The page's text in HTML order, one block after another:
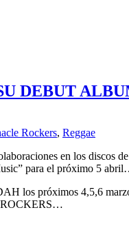
DEBUT
Rockers, Reggae
en los discos
para el próximo 5
los próximos 4,5,6
ROCKERS…